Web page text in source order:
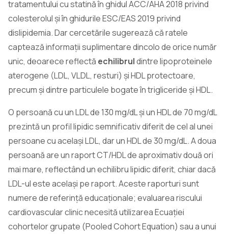
tratamentului cu statină în ghidul ACC/AHA 2018 privind
colesterolul și în ghidurile ESC/EAS 2019 privind
dislipidemia. Dar cercetările sugerează că ratele
captează informații suplimentare dincolo de orice număr
unic, deoarece reflectă echilibruldintre lipoproteinele
aterogene (LDL, VLDL, resturi) și HDL protectoare,
precum și dintre particulele bogate în trigliceride și HDL.
O persoană cu un LDL de 130 mg/dL și un HDL de 70 mg/dL
prezintă un profil lipidic semnificativ diferit de cel al unei
persoane cu același LDL, dar un HDL de 30 mg/dL. A doua
persoană are un raport CT/HDL de aproximativ două ori
mai mare, reflectând un echilibru lipidic diferit, chiar dacă
LDL-ul este același pe raport. Aceste raporturi sunt
numere de referință educaționale; evaluarea riscului
cardiovascular clinic necesită utilizarea Ecuației
cohortelor grupate (Pooled Cohort Equation) sau a unui